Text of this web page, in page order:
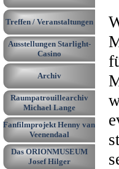
Treffen / Veranstaltungen
Ausstellungen Starlight-
Casino
Archiv
Raumpatrouillearchiv
Michael Lange
Fanfilmprojekt Henny van
Veenendaal
Das ORIONMUSEUM
Josef Hilger